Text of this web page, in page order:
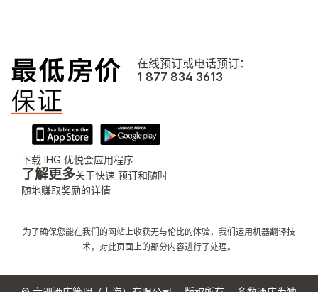
在线预订或电话预订：
1 877 834 3613
下载 IHG 优悦会应用程序
了解更多关于快速 预订和随时
随地赚取奖励的详情
为了确保您能在我们的网站上收获无与伦比的体验，我们运用机器翻译技
术，对此页面上的部分内容进行了处理。